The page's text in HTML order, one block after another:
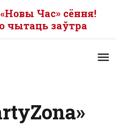
Час» сёння!
чытаць заўтра